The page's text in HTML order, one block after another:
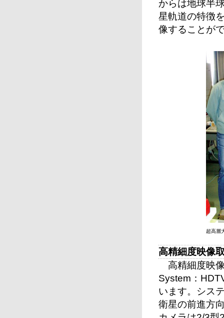
からは地球半
星軌道の特徴
像することが
超高層
高精細度映像
高精細度映
System：
います。シス
衛星の前進方